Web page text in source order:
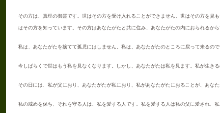
その方は、真理の御霊です。世はその方を受け入れることができません。世はその方を見
はその方を知っています。その方はあなたがたと共に住み、あなたがたの内におられるか
私は、あなたがたを捨てて孤児にはしません。私は、あなたがたのところに戻って来るの
今しばらくで世はもう私を見なくなります。しかし、あなたがたは私を見ます。私が生き
その日には、私が父におり、あなたがたが私におり、私があなたがたにおることが、あな
私の戒めを保ち、それを守る人は、私を愛する人です。私を愛する人は私の父に愛され、